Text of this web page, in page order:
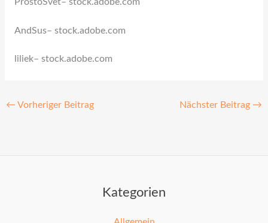
ProstoSvet– stock.adobe.com
AndSus– stock.adobe.com
liliek– stock.adobe.com
← Vorheriger Beitrag Nächster Beitrag →
Kategorien